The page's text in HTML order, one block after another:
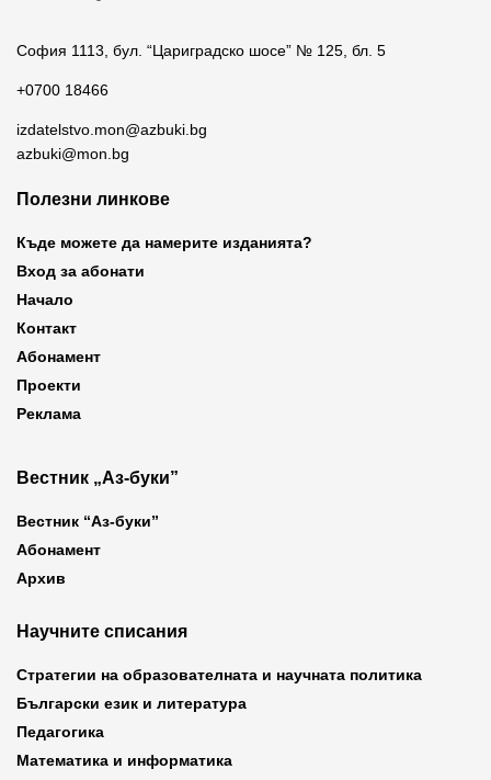
София 1113, бул. “Цариградско шосе” № 125, бл. 5
+0700 18466
izdatelstvo.mon@azbuki.bg
azbuki@mon.bg
Полезни линкове
Къде можете да намерите изданията?
Вход за абонати
Начало
Контакт
Абонамент
Проекти
Реклама
Вестник „Аз-буки”
Вестник “Аз-буки”
Абонамент
Архив
Научните списания
Стратегии на образователната и научната политика
Български език и литература
Педагогика
Математика и информатика